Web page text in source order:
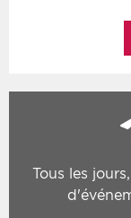
Tous les